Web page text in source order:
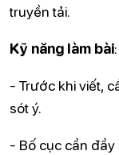
truyền tải.
Kỹ năng làm bài:
- Trước khi viết,
sót ý.
- Bố cục cần đầy